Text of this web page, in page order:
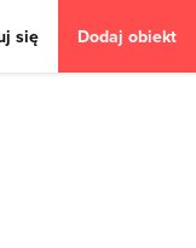
się Dodaj obiekt